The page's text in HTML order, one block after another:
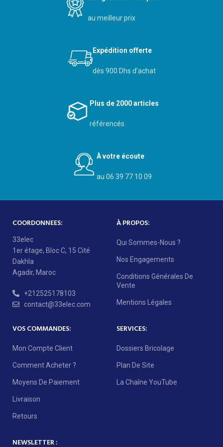
au meilleur prix
Expédition offerte
dès 900 Dhs d’achat
Plus de 2000 articles
référencés
À votre écoute
au 06 39 77 10 09
COORDONNEES:
33elec
1er étage, Bloc C, 15 Cité
Dakhla
Agadir, Maroc
+212525178103
contact@33elec.com
À PROPOS:
Qui Sommes-Nous ?
Nos Engagements
Conditions Générales De
Vente
Mentions Légales
VOS COMMANDES:
Mon Compte Client
Comment Acheter ?
Moyens De Paiement
Livraison
Retours
SERVICES:
Dossiers Bricolage
Plan De Site
La Chaîne YouTube
NEWSLETTER :